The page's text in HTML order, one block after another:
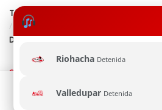
Riohacha Detenida
Valledupar Detenida
Términos y Condiciones
Derechos de
Política de uso de cookies
Política
Directrices Editoriales
Síguenos
Esta página web usa cookie para
navegación, al continuar aceptas